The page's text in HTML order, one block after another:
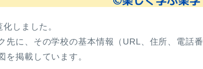
しました。
先に、その学校の基本情報（URL、住所、電話番
を掲載しています。